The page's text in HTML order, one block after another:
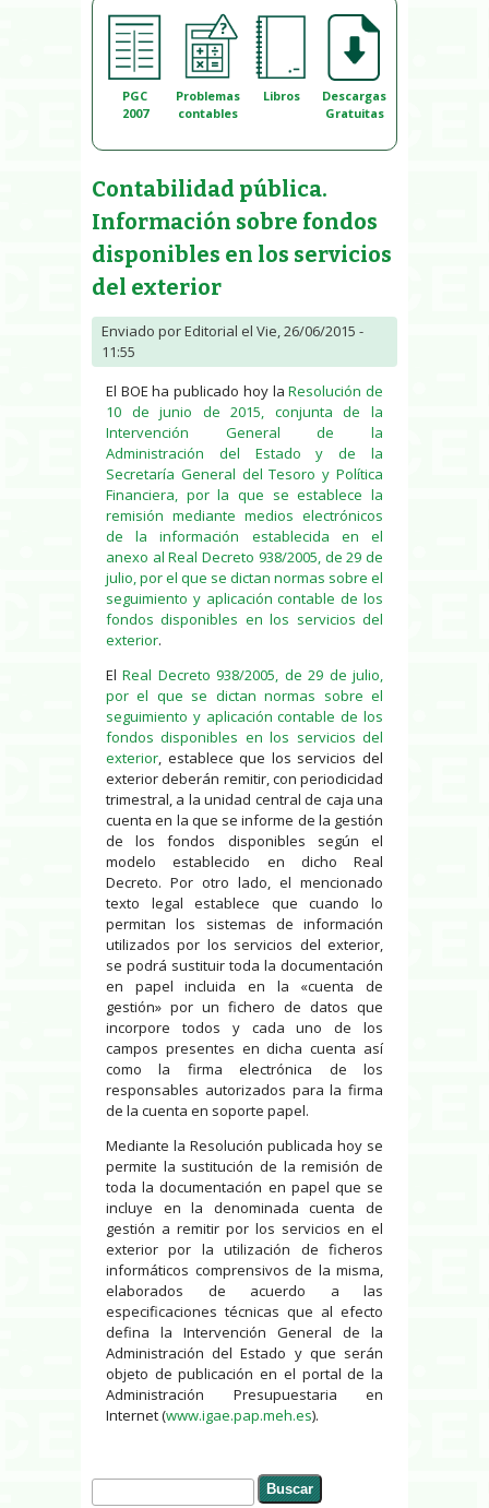
PGC
2007
Problemas
contables
Libros
Descargas
Gratuitas
Contabilidad pública.
Información sobre fondos
disponibles en los servicios
del exterior
Enviado porEditorial el Vie, 26/06/2015 -
11:55
El BOE ha publicado hoy laResolución de
10 de junio de 2015, conjunta de la
Intervención General de la
Administración del Estado y de la
Secretaría General del Tesoro y Política
Financiera, por la que se establece la
remisión mediante medios electrónicos
de la información establecida en el
anexo al Real Decreto 938/2005, de 29 de
julio, por el que se dictan normas sobre el
seguimiento y aplicación contable de los
fondos disponibles en los servicios del
exterior.
ElReal Decreto 938/2005, de 29 de julio,
por el que se dictan normas sobre el
seguimiento y aplicación contable de los
fondos disponibles en los servicios del
exterior , establece que los servicios del
exterior deberán remitir, con periodicidad
trimestral, a la unidad central de caja una
cuenta en la que se informe de la gestión
de los fondos disponibles según el
modelo establecido en dicho Real
Decreto. Por otro lado, el mencionado
texto legal establece que cuando lo
permitan los sistemas de información
utilizados por los servicios del exterior,
se podrá sustituir toda la documentación
en papel incluida en la «cuenta de
gestión» por un fichero de datos que
incorpore todos y cada uno de los
campos presentes en dicha cuenta así
como la firma electrónica de los
responsables autorizados para la firma
de la cuenta en soporte papel.
Mediante la Resolución publicada hoy se
permite la sustitución de la remisión de
toda la documentación en papel que se
incluye en la denominada cuenta de
gestión a remitir por los servicios en el
exterior por la utilización de ficheros
informáticos comprensivos de la misma,
elaborados de acuerdo a las
especificaciones técnicas que al efecto
defina la Intervención General de la
Administración del Estado y que serán
objeto de publicación en el portal de la
Administración Presupuestaria en
Internet (www.igae.pap.meh.es).
Formulario de búsqueda
Buscar